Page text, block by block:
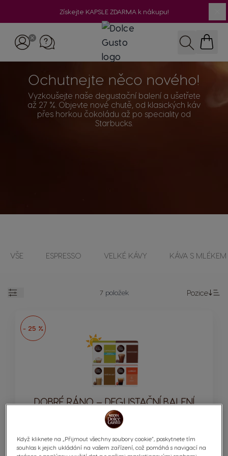
Získejte KAPSLE ZDARMA k nákupu!
Hledat
Ochutnejte něco nového!
Vyzkoušejte naše degustační balení a ušetřete
až 27 %. Objevte nové chutě, od klasických káv
přes horkou čokoládu až po speciality od
Starbucks.
VŠE ESPRESSO VELKÉ KÁVY KÁVA S MLÉKEM
7položek
Pozice
- 25 %
DOBRÉ RÁNO – DEGUSTAČNÍ BALENÍ
KAPSLE:x64
Ikona kapsle
Když kliknete na „Přijmout všechny soubory cookie“, poskytnete tím
souhlas k jejich ukládání na vašem zařízení, což pomáhá s navigací na